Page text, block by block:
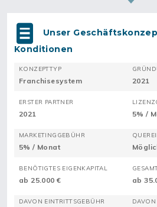
Unser
Konditionen
KONZEPTTYP
Franchisesystem 2021
ERSTER PARTNER
2021 5% /
MARKETINGGEBÜHR
5% / Monat
BENÖTIGTES EIGENKAPITAL
ab 25.000 € ab
DAVON EINTRITTSGEBÜHR DAVON